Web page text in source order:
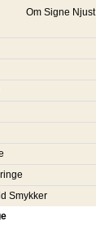
Om Signe Njust
Smykker